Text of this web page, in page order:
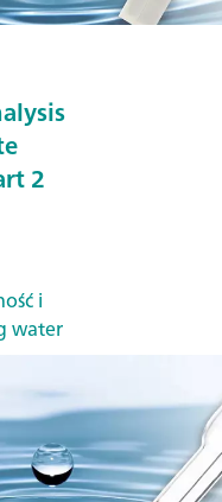
2
i
water